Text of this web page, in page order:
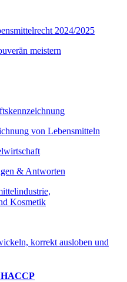
2024/2025
meistern
von Lebensmitteln
& Antworten
Kosmetik
korrekt ausloben und
HACCP